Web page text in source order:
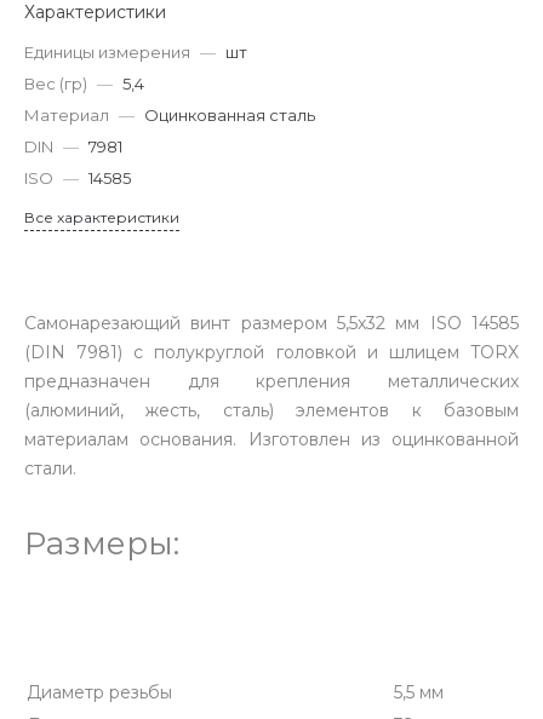
Характеристики
Единицы измерения — шт
Вес (гр) — 5,4
Материал — Оцинкованная сталь
DIN — 7981
ISO — 14585
Все характеристики
Самонарезающий винт размером 5,5x32 мм ISO 14585
(DIN 7981) с полукруглой головкой и шлицем TORX
предназначен для крепления металлических
(алюминий, жесть, сталь) элементов к базовым
материалам основания. Изготовлен из оцинкованной
стали.
Размеры:
Диаметр резьбы
5,5 мм